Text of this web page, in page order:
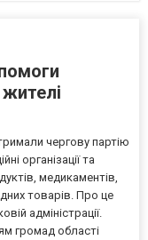
чергову партію
організації та
медикаментів,
товарів. Про це
адміністрації.
громад області